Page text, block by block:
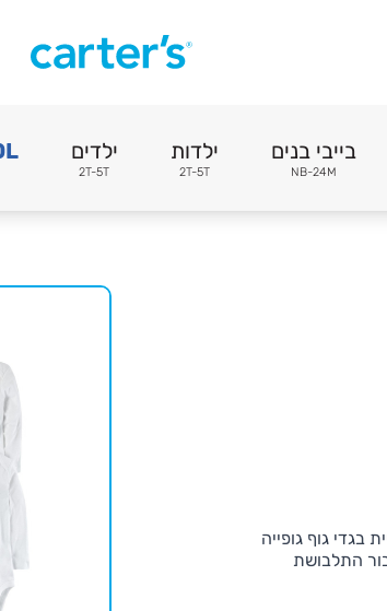
בייבי בנים
NB-24M
ילדות
2T-5T
ילדים
2T-5T
בגדי גוף גופייה
התלבושת